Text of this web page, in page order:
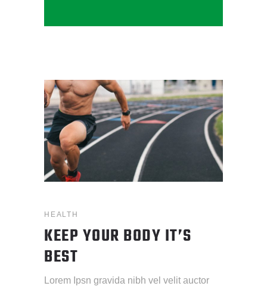
HEALTH
KEEP YOUR BODY IT’S
BEST
Lorem Ipsn gravida nibh vel velit auctor